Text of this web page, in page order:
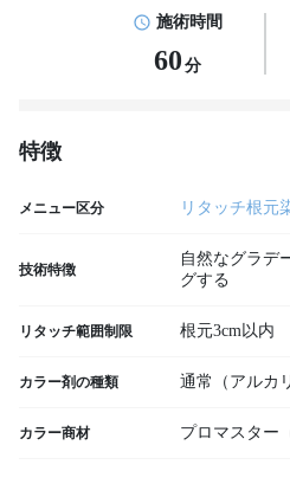
施術時間
60 分
特徴
メニュー区分 リタッチ根元
技術特徴
自然なグラデ
グする
リタッチ範囲制限 根元3cm以内
カラー剤の種類 通常（アルカ
カラー商材 プロマスター